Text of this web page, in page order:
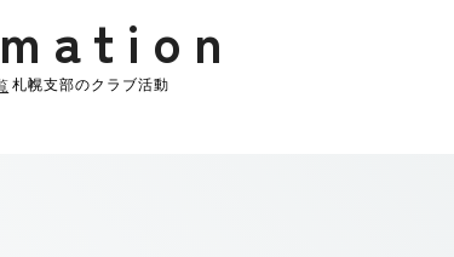
札幌支部のクラブ活動